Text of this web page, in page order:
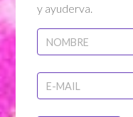
y ayuderva.